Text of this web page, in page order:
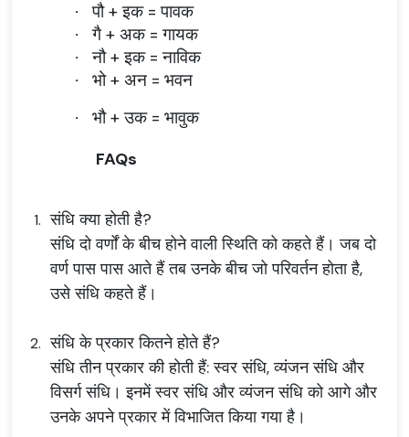
· पौ + इक = पावक
· गै + अक = गायक
· नौ + इक = नाविक
· भो + अन = भवन
· भौ + उक = भावुक
FAQs
संधि क्या होती है?
संधि दो वर्णों के बीच होने वाली स्थिति को कहते हैं। जब दो
वर्ण पास पास आते हैं तब उनके बीच जो परिवर्तन होता है,
उसे संधि कहते हैं।
संधि के प्रकार कितने होते हैं?
संधि तीन प्रकार की होती हैं: स्वर संधि, व्यंजन संधि और
विसर्ग संधि। इनमें स्वर संधि और व्यंजन संधि को आगे और
उनके अपने प्रकार में विभाजित किया गया है।